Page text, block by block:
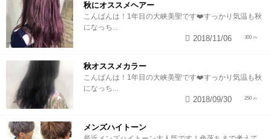
秋にオススメヘアー
こんばんは！1年目の大峡美聖です❤️すっかり気温も秋
になっち...
300
2018/11/06
秋オススメカラー
こんばんは！1年目の大峡美聖です❤️すっかり気温も秋
になっち...
250
2018/09/30
メンズハイトーン